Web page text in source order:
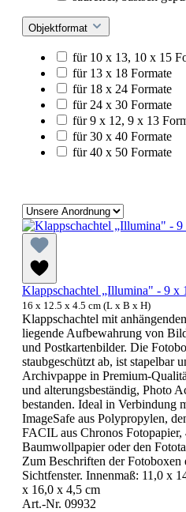
Objektformat
für 10 x 13, 10 x 15
für 13 x 18 Formate
für 18 x 24 Formate
für 24 x 30 Formate
für 9 x 12, 9 x 13
für 30 x 40 Formate
für 40 x 50 Formate
Klappschachtel „Illumina" - 9 x
16 x 12.5 x 4.5 cm (L x B x H)
Klappschachtel mit
liegende Aufbewahrung von
und Postkartenbilder. Die
staubgeschützt ab, ist stapelbar
Archivpappe in Premium-
und alterungsbeständig, Photo
bestanden. Ideal in Verbindung
ImageSafe aus Polypropylen,
FACIL aus Chronos
Baumwollpapier oder den
Zum Beschriften der
Sichtfenster. Innenmaß: 11,0 x
x 16,0 x 4,5 cm
Art.-Nr. 09932